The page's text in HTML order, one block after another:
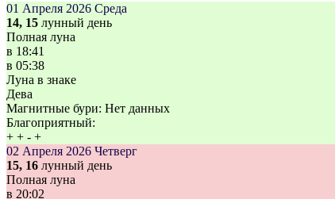
01 Апреля 2026 Среда
14, 15 лунный день
Полная луна
в 18:41
в 05:38
Луна в знаке
Дева
Магнитные бури: Нет данных
Благоприятный:
+ + - +
02 Апреля 2026 Четверг
15, 16 лунный день
Полная луна
в 20:02